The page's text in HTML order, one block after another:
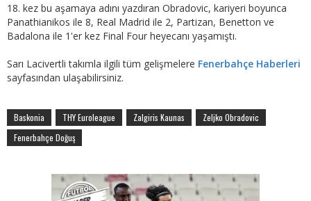
18. kez bu aşamaya adını yazdıran Obradovic, kariyeri boyunca
Panathianikos ile 8, Real Madrid ile 2, Partizan, Benetton ve
Badalona ile 1'er kez Final Four heyecanı yaşamıştı.
Sarı Lacivertli takımla ilgili tüm gelişmelere Fenerbahçe Haberleri
sayfasından ulaşabilirsiniz.
Baskonia THY Euroleague Zalgiris Kaunas
Zeljko Obradovic
Fenerbahçe Doğuş